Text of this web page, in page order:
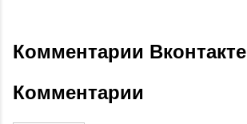
Комментарии Вконтакте
Комментарии